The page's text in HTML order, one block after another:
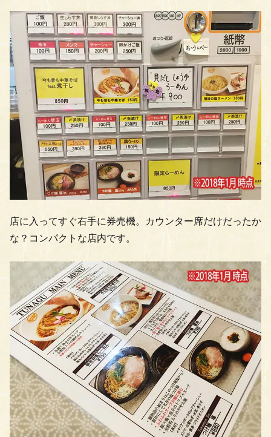
店に入ってすぐ右手に券売機。カウンター席だけだったか
な？コンパクトな店内です。